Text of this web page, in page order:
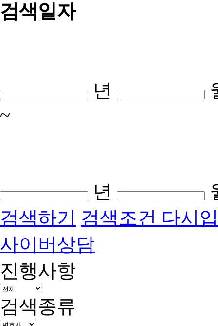
검색일자
년
~
년
검색하기 검색조건 다시
사이버상담
진행사항
검색종류